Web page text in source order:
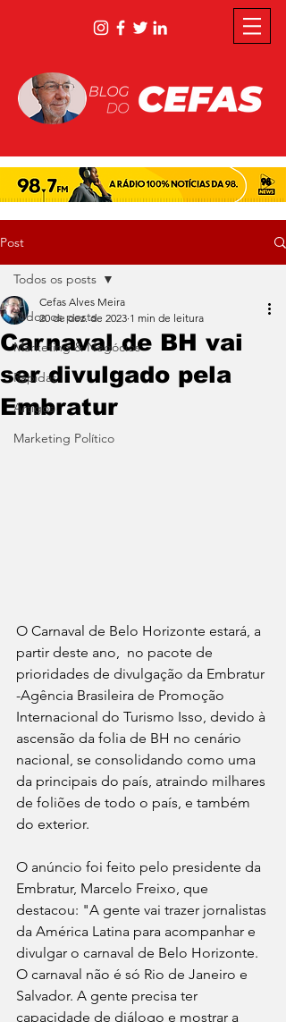
Post
Todos os posts
Marketing & Negócios
Rápidas
Artigos
Marketing Político
Todos os posts
Carnaval de BH vai
ser divulgado pela
Embratur
Cefas Alves Meira
20 de dez. de 2023 1 min de leitura
O Carnaval de Belo Horizonte estará, a
partir deste ano,  no pacote de
prioridades de divulgação da Embratur
-Agência Brasileira de Promoção
Internacional do Turismo Isso, devido à
ascensão da folia de BH no cenário
nacional, se consolidando como uma
da principais do país, atraindo milhares
de foliões de todo o país, e também
do exterior.
O anúncio foi feito pelo presidente da
Embratur, Marcelo Freixo, que
destacou: "A gente vai trazer jornalistas
da América Latina para acompanhar e
divulgar o carnaval de Belo Horizonte.
O carnaval não é só Rio de Janeiro e
Salvador. A gente precisa ter
capacidade de diálogo e mostrar a